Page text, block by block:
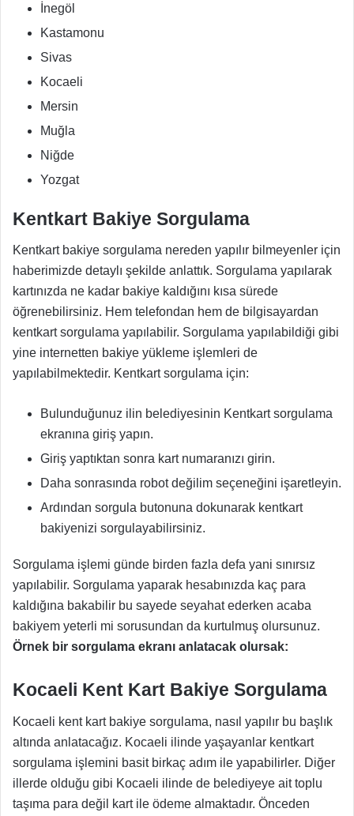
İnegöl
Kastamonu
Sivas
Kocaeli
Mersin
Muğla
Niğde
Yozgat
Kentkart Bakiye Sorgulama
Kentkart bakiye sorgulama nereden yapılır bilmeyenler için
haberimizde detaylı şekilde anlattık. Sorgulama yapılarak
kartınızda ne kadar bakiye kaldığını kısa sürede
öğrenebilirsiniz. Hem telefondan hem de bilgisayardan
kentkart sorgulama yapılabilir. Sorgulama yapılabildiği gibi
yine internetten bakiye yükleme işlemleri de
yapılabilmektedir. Kentkart sorgulama için:
Bulunduğunuz ilin belediyesinin Kentkart sorgulama
ekranına giriş yapın.
Giriş yaptıktan sonra kart numaranızı girin.
Daha sonrasında robot değilim seçeneğini işaretleyin.
Ardından sorgula butonuna dokunarak kentkart
bakiyenizi sorgulayabilirsiniz.
Sorgulama işlemi günde birden fazla defa yani sınırsız
yapılabilir. Sorgulama yaparak hesabınızda kaç para
kaldığına bakabilir bu sayede seyahat ederken acaba
bakiyem yeterli mi sorusundan da kurtulmuş olursunuz.
Örnek bir sorgulama ekranı anlatacak olursak:
Kocaeli Kent Kart Bakiye Sorgulama
Kocaeli kent kart bakiye sorgulama, nasıl yapılır bu başlık
altında anlatacağız. Kocaeli ilinde yaşayanlar kentkart
sorgulama işlemini basit birkaç adım ile yapabilirler. Diğer
illerde olduğu gibi Kocaeli ilinde de belediyeye ait toplu
taşıma para değil kart ile ödeme almaktadır. Önceden